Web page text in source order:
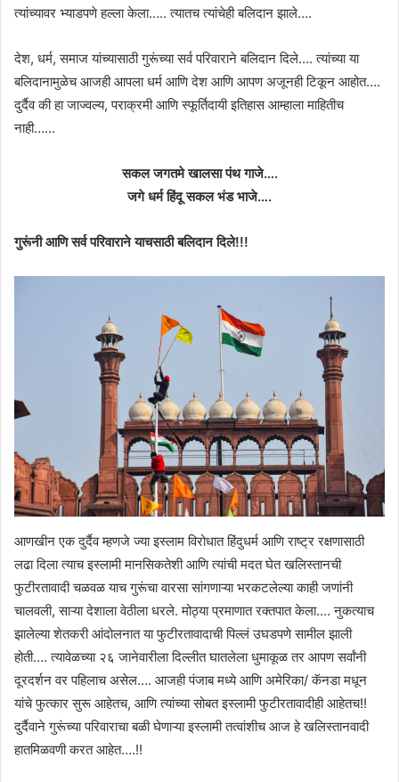
त्यांच्यावर भ्याडपणे हल्ला केला….. त्यातच त्यांचेही बलिदान झाले….
देश, धर्म, समाज यांच्यासाठी गुरूंच्या सर्व परिवाराने बलिदान दिले…. त्यांच्या या
बलिदानामुळेच आजही आपला धर्म आणि देश आणि आपण अजूनही टिकून आहोत….
दुर्दैव की हा जाज्वल्य, पराक्रमी आणि स्फूर्तिदायी इतिहास आम्हाला माहितीच
नाही……
सकल जगतमे खालसा पंथ गाजे….
जगे धर्म हिंदू सकल भंड भाजे….
गुरूंनी आणि सर्व परिवाराने याचसाठी बलिदान दिले!!!
आणखीन एक दुर्दैव म्हणजे ज्या इस्लाम विरोधात हिंदुधर्म आणि राष्ट्र रक्षणासाठी
लढा दिला त्याच इस्लामी मानसिकतेशी आणि त्यांची मदत घेत खलिस्तानची
फुटीरतावादी चळवळ याच गुरूंचा वारसा सांगणाऱ्या भरकटलेल्या काही जणांनी
चालवली, साऱ्या देशाला वेठीला धरले. मोठ्या प्रमाणात रक्तपात केला…. नुकत्याच
झालेल्या शेतकरी आंदोलनात या फुटीरतावादाची पिल्लं उघडपणे सामील झाली
होती…. त्यावेळच्या २६ जानेवारीला दिल्लीत घातलेला धुमाकूळ तर आपण सर्वांनी
दूरदर्शन वर पहिलाच असेल…. आजही पंजाब मध्ये आणि अमेरिका/ कॅनडा मधून
यांचे फुत्कार सुरू आहेतच, आणि त्यांच्या सोबत इस्लामी फुटीरतावादीही आहेतच!!
दुर्दैवाने गुरूंच्या परिवाराचा बळी घेणाऱ्या इस्लामी तत्वांशीच आज हे खलिस्तानवादी
हातमिळवणी करत आहेत….!!